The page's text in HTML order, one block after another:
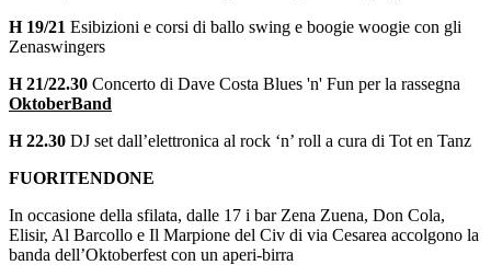
H 19/21 Esibizioni e corsi di ballo swing e boogie woogie con gli
Zenaswingers
H 21/22.30 Concerto di Dave Costa Blues 'n' Fun per la rassegna
OktoberBand
H 22.30 DJ set dall’elettronica al rock ‘n’ roll a cura di Tot en Tanz
FUORITENDONE
In occasione della sfilata, dalle 17 i bar Zena Zuena, Don Cola,
Elisir, Al Barcollo e Il Marpione del Civ di via Cesarea accolgono la
banda dell’Oktoberfest con un aperi-birra